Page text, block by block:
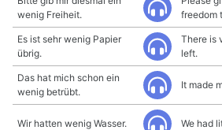
wenig Freiheit.
freedom
Es ist sehr wenig Papier
übrig.
There is
left.
Das hat mich schon ein
wenig betrübt.
It made
Wir hatten wenig Wasser. We had